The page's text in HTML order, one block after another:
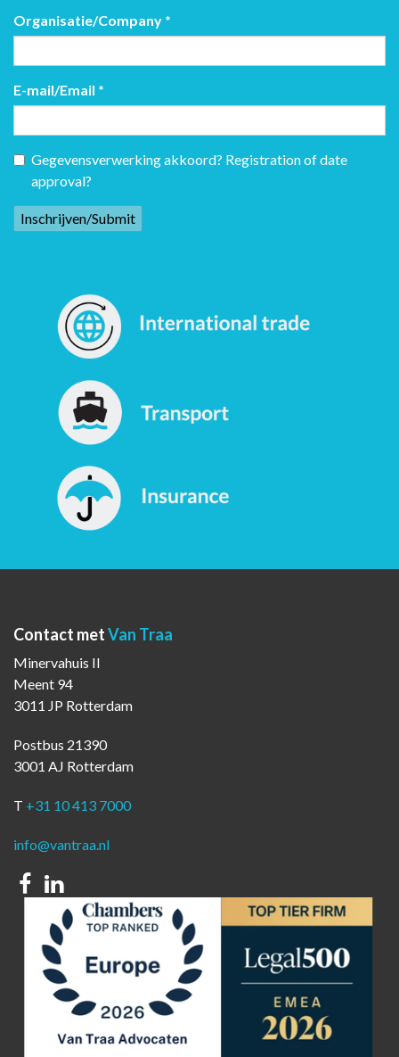
Organisatie/Company *
E-mail/Email *
Gegevensverwerking akkoord? Registration of date
approval?
Contact metVan Traa
Minervahuis II
Meent 94
3011 JP Rotterdam
Postbus 21390
3001 AJ Rotterdam
T +31 10 413 7000
info@vantraa.nl
Facebook
Linkedin